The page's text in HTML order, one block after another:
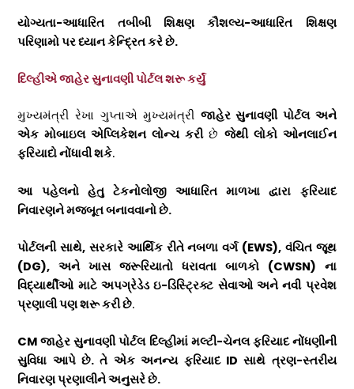
યોગ્યતા-આધારિત તબીબી શિક્ષણ કૌશલ્ય-આધારિત શિક્ષણ
પરિણામો પર ધ્યાન કેન્દ્રિત કરે છે.
દિલ્હીએ જાહેર સુનાવણી પોર્ટલ શરૂ કર્યું
મુખ્યમંત્રી રેખા ગુપ્તાએ મુખ્યમંત્રી જાહેર સુનાવણી પોર્ટલ અને
એક મોબાઇલ એપ્લિકેશન લોન્ચ કરીછેજેથી લોકો ઓનલાઈન
ફરિયાદો નોંધાવી શકે.
આ પહેલનો હેતુ ટેકનોલોજી આધારિત માળખા દ્વારા ફરિયાદ
નિવારણને મજબૂત બનાવવાનો છે.
પોર્ટલની સાથે,સરકારે આર્થિક રીતે નબળા વર્ગ (EWS), વંચિત જૂથ
(DG),અને ખાસ જરૂરિયાતો ધરાવતા બાળકો (CWSN) ના
વિદ્યાર્થીઓ માટે અપગ્રેડેડ ઇ-ડિસ્ટ્રિક્ટ સેવાઓ અને નવી પ્રવેશ
પ્રણાલી પણ શરૂ કરી છે.
CMજાહેર સુનાવણી પોર્ટલ દિલ્હીમાં મલ્ટી-ચેનલ ફરિયાદ નોંધણીની
સુવિધા આપે છે. તે એક અનન્ય ફરિયાદ IDસાથે ત્રણ-સ્તરીય
નિવારણ પ્રણાલીને અનુસરે છે.